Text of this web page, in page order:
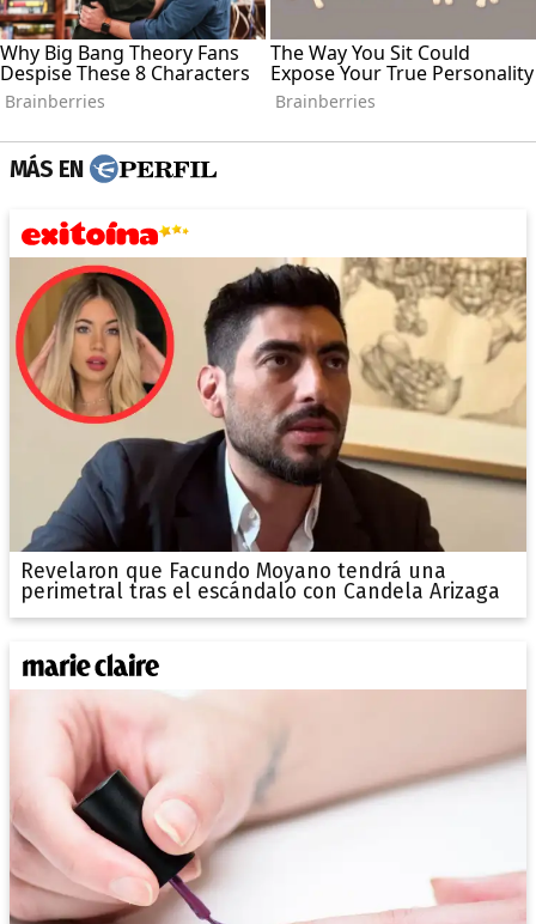
MÁS EN
Revelaron que Facundo Moyano tendrá una
perimetral tras el escándalo con Candela Arizaga